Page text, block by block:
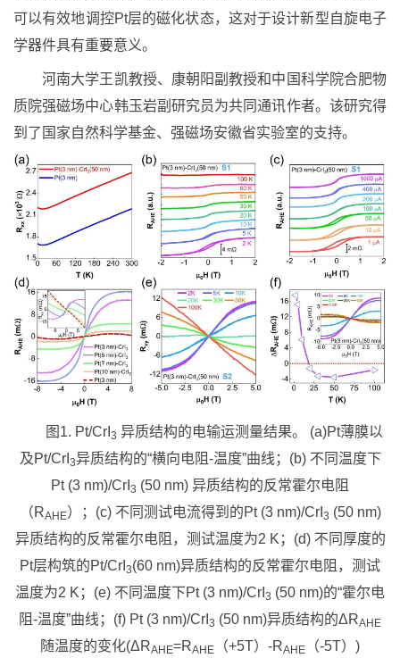
可以有效地调控Pt层的磁化状态，这对于设计新型自旋电子
学器件具有重要意义。
河南大学王凯教授、康朝阳副教授和中国科学院合肥物
质院强磁场中心韩玉岩副研究员为共同通讯作者。该研究得
到了国家自然科学基金、强磁场安徽省实验室的支持。
图1. Pt/CrI 3 异质结构的电输运测量结果。 (a)Pt薄膜以
及Pt/CrI 3异质结构的“横向电阻-温度”曲线；(b) 不同温度下
Pt (3 nm)/CrI 3 (50 nm) 异质结构的反常霍尔电阻
（RAHE）；(c) 不同测试电流得到的Pt (3 nm)/CrI 3 (50 nm)
异质结构的反常霍尔电阻，测试温度为2 K；(d) 不同厚度的
Pt层构筑的Pt/CrI 3(60 nm)异质结构的反常霍尔电阻，测试
温度为2 K；(e) 不同温度下Pt (3 nm)/CrI 3 (50 nm)的“霍尔电
阻-温度”曲线；(f) Pt (3 nm)/CrI 3 (50 nm)异质结构的ΔRAHE
随温度的变化(ΔRAHE=RAHE （+5T）-RAHE （-5T）)